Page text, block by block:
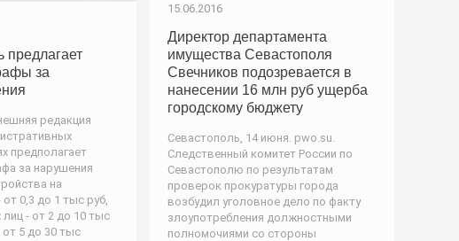
15.06.2016
Директор департамента
имущества Севастополя
Свечников подозревается в
нанесении 16 млн руб ущерба
городскому бюджету
Севастополь, 14 июня. pwo.su.
Следственный комитет России по
Севастополю по результатам
проверок прокуратуры города
возбудил уголовное дело по факту
злоупотребления должностными
полномочиями со стороны
за
редакция
предполагает
за нарушения
на
0,3 до 1 тыс руб,
- от 2 до 10 тыс
от 5 до 30 тыс